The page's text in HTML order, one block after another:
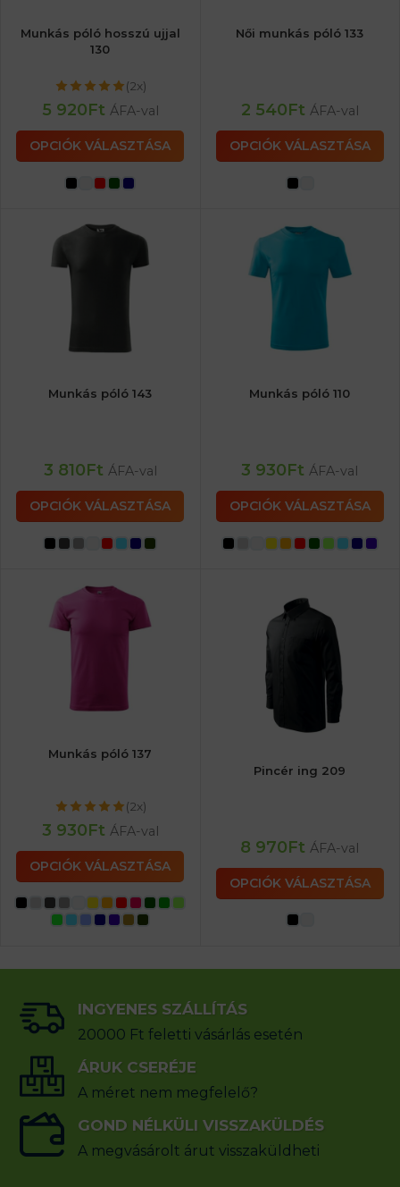
Munkás póló hosszú ujjal
130
(2x)
5 920Ft ÁFA-val
OPCIÓK VÁLASZTÁSA
Női munkás póló 133
2 540Ft ÁFA-val
OPCIÓK VÁLASZTÁSA
Munkás póló 143
3 810Ft ÁFA-val
OPCIÓK VÁLASZTÁSA
Munkás póló 110
3 930Ft ÁFA-val
OPCIÓK VÁLASZTÁSA
Munkás póló 137
(2x)
3 930Ft ÁFA-val
OPCIÓK VÁLASZTÁSA
Pincér ing 209
8 970Ft ÁFA-val
OPCIÓK VÁLASZTÁSA
INGYENES SZÁLLÍTÁS
20000 Ft feletti vásárlás esetén
ÁRUK CSERÉJE
A méret nem megfelelő?
GOND NÉLKÜLI VISSZAKÜLDÉS
A megvásárolt árut visszaküldheti